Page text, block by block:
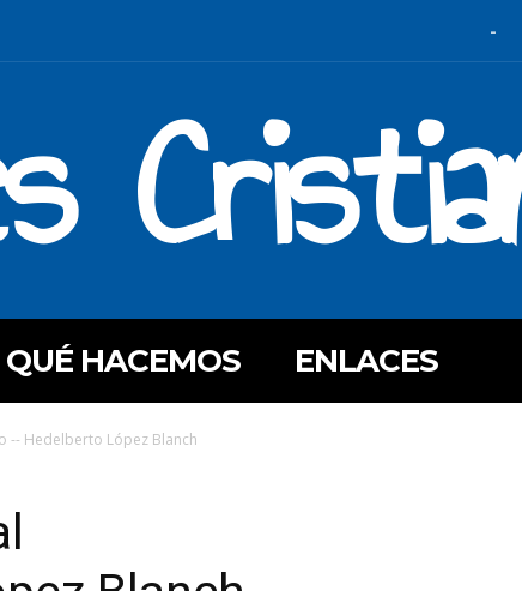
-
QUÉ HACEMOS ENLACES
-- Hedelberto López Blanch